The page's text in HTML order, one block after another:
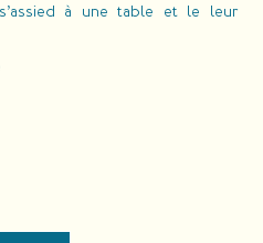
à une table et le leur